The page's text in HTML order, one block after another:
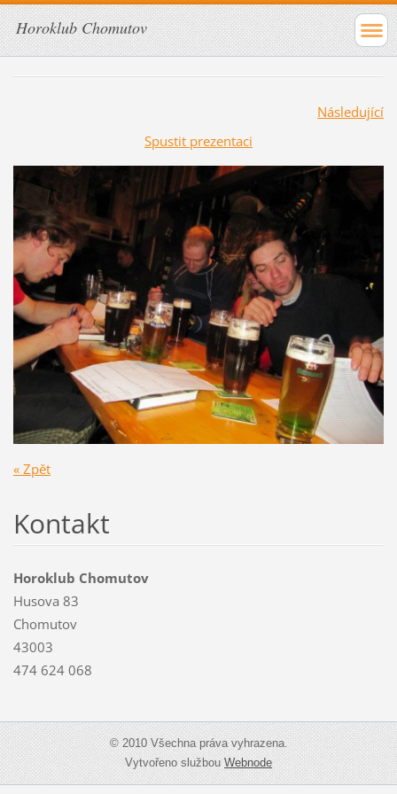
Horoklub Chomutov
Následující
Spustit prezentaci
« Zpět
Kontakt
Horoklub Chomutov
Husova 83
Chomutov
43003
474 624 068
© 2010 Všechna práva vyhrazena.
Vytvořeno službouWebnode